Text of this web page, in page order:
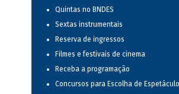
Quintas no BNDES
Sextas instrumentais
Reserva de ingressos
Filmes e festivais de cinema
Receba a programação
Concursos para Escolha de